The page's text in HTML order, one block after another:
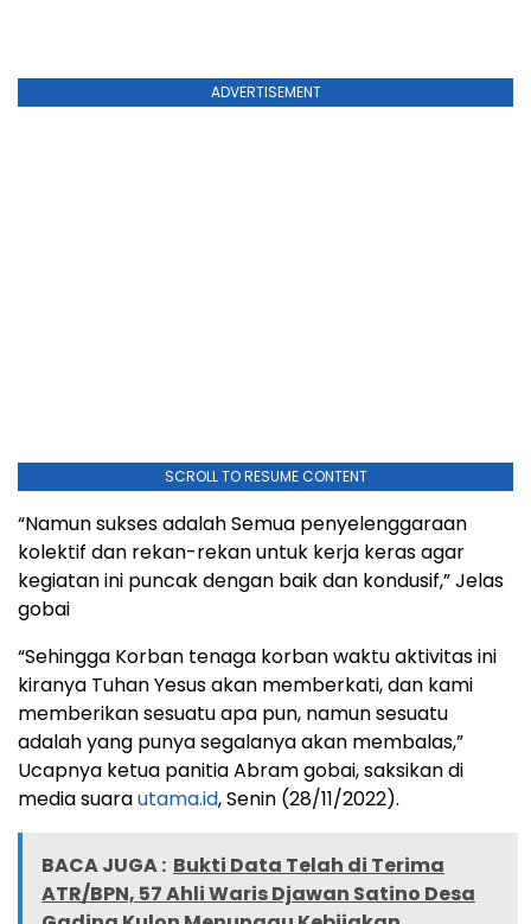
ADVERTISEMENT
SCROLL TO RESUME CONTENT
“Namun sukses adalah Semua penyelenggaraan
kolektif dan rekan-rekan untuk kerja keras agar
kegiatan ini puncak dengan baik dan kondusif,” Jelas
gobai
“Sehingga Korban tenaga korban waktu aktivitas ini
kiranya Tuhan Yesus akan memberkati, dan kami
memberikan sesuatu apa pun, namun sesuatu
adalah yang punya segalanya akan membalas,”
Ucapnya ketua panitia Abram gobai, saksikan di
media suarautama.id, Senin (28/11/2022).
BACA JUGA : Bukti Data Telah di Terima
ATR/BPN, 57 Ahli Waris Djawan Satino Desa